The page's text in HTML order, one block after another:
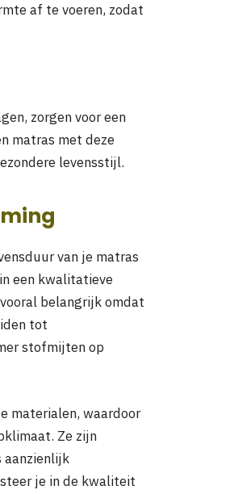
af te voeren, zodat
zorgen voor een
matras met deze
levensstijl.
van je matras
een kwalitatieve
belangrijk omdat
tot
stofmijten op
materialen, waardoor
Ze zijn
aanzienlijk
je in de kwaliteit